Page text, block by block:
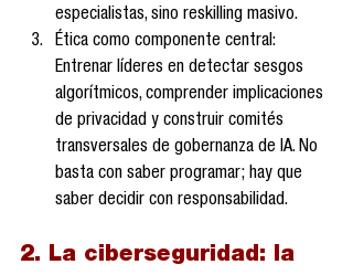
especialistas, sino reskilling masivo.
Ética como componente central:
Entrenar líderes en detectar sesgos
algorítmicos, comprender implicaciones
de privacidad y construir comités
transversales de gobernanza de IA. No
basta con saber programar; hay que
saber decidir con responsabilidad.
2. La ciberseguridad: la